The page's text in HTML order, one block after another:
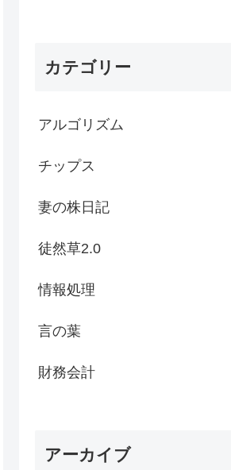
カテゴリー
アルゴリズム
チップス
妻の株日記
徒然草2.0
情報処理
言の葉
財務会計
アーカイブ